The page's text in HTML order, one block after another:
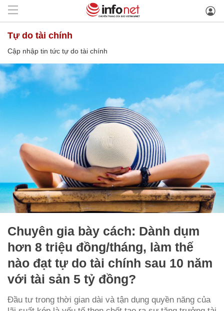
tự do tài chính
Cập nhập tin tức tự do tài chính
Chuyên gia bày cách: Dành dụm
hơn 8 triệu đồng/tháng, làm thế
nào đạt tự do tài chính sau 10 năm
với tài sản 5 tỷ đồng?
Đầu tư trong thời gian dài và tận dụng quyền năng của